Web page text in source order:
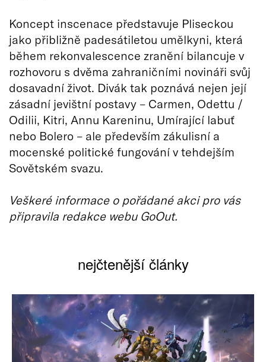
Koncept inscenace představuje Pliseckou
jako přibližně padesátiletou umělkyni, která
během rekonvalescence zranění bilancuje v
rozhovoru s dvěma zahraničními novináři svůj
dosavadní život. Divák tak poznává nejen její
zásadní jevištní postavy – Carmen, Odettu /
Odilii, Kitri, Annu Kareninu, Umírající labuť
nebo Bolero – ale především zákulisní a
mocenské politické fungování v tehdejším
Sovětském svazu.
Veškeré informace o pořádané akci pro vás
připravila redakce webu GoOut.
nejčtenější články